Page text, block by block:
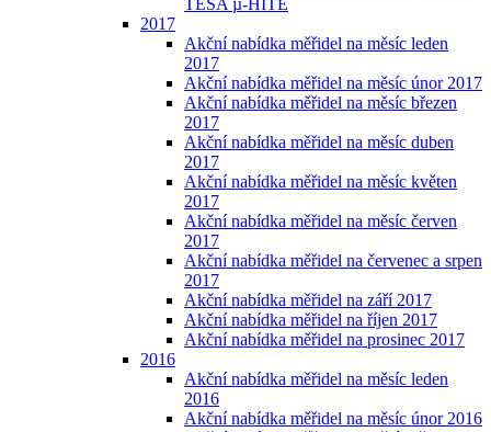
TESA µ-HITE
2017
Akční nabídka měřidel na měsíc leden
2017
Akční nabídka měřidel na měsíc únor 2017
Akční nabídka měřidel na měsíc březen
2017
Akční nabídka měřidel na měsíc duben
2017
Akční nabídka měřidel na měsíc květen
2017
Akční nabídka měřidel na měsíc červen
2017
Akční nabídka měřidel na červenec a srpen
2017
Akční nabídka měřidel na září 2017
Akční nabídka měřidel na říjen 2017
Akční nabídka měřidel na prosinec 2017
2016
Akční nabídka měřidel na měsíc leden
2016
Akční nabídka měřidel na měsíc únor 2016